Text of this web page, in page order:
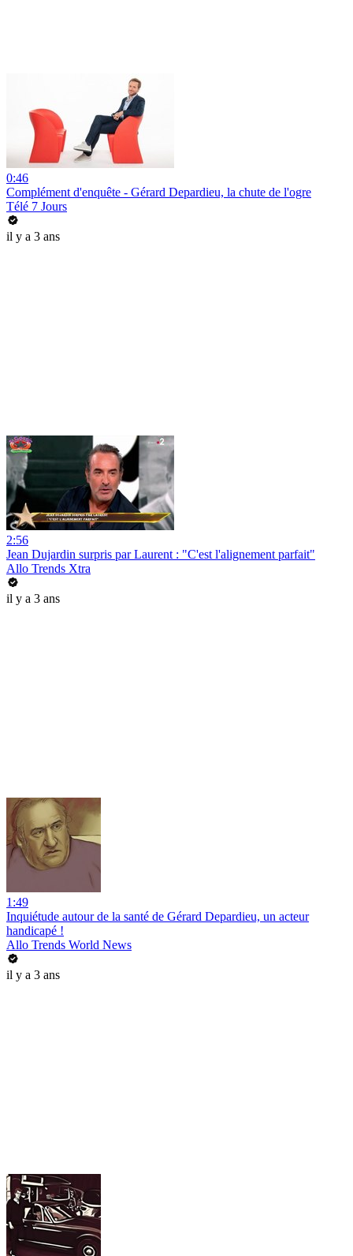
0:46
Complément d'enquête - Gérard Depardieu, la chute de l'ogre
Télé 7 Jours
il y a 3 ans
2:56
Jean Dujardin surpris par Laurent : "C'est l'alignement parfait"
Allo Trends Xtra
il y a 3 ans
1:49
Inquiétude autour de la santé de Gérard Depardieu, un acteur
handicapé !
Allo Trends World News
il y a 3 ans